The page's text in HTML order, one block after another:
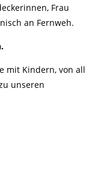
Frau
an Fernweh.
mit Kindern, von all
unseren